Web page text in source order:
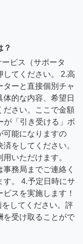
？
ビス（サポータ
してください。 2.高
ーと直接個別チャ
的な内容、希望日
ださい。ここで金額
が「引き受ける」ボ
可能になりますの
をしてください。
いただけます。
務局までご連絡く
す。 4.予定日時にサ
スを実施します！
してください。評
を受け取ることがで